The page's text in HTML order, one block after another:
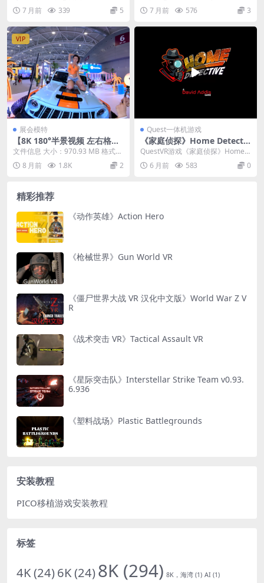
Shack 它成功地将经典PC射击...
7 月前 339 5
了不少有意思的扩展，不仅保留了
切水果的爽快感，...
7 月前 576 3
VIP
展会模特
【8K 180°半景视频 左右格
式】车展模特 Vibrant beauti
es at the Shenzhen Auto S
how
文件信息 大小：970.93 MB 格式：
mp4（左右格式） 时长：04:14...
8 月前 1.8K 2
Quest一体机游戏
《家庭侦探》Home Detectiv
e 免费下载
QuestVR游戏《家庭侦探》Home
Detective 是一款很有创意的VR...
6 月前 583 0
精彩推荐
《动作英雄》Action Hero
《枪械世界》Gun World VR
《僵尸世界大战 VR 汉化中文版》World War Z V
R
《战术突击 VR》Tactical Assault VR
《星际突击队》Interstellar Strike Team v0.93.
6.936
《塑料战场》Plastic Battlegrounds
安装教程
PICO移植游戏安装教程
标签
4K(24)6K(24)8K (294) 8K，海湾 (1) AI (1)